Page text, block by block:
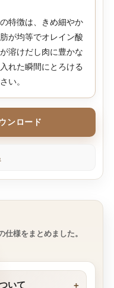
特徴は、きめ細やか
が均等でオレイン酸
溶けだし肉に豊かな
れた瞬間にとろける
い。
ンロード
様をまとめました。
いて